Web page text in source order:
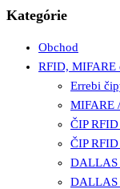
Kategórie
Obchod
RFID, MIFARE
Errebi
MIFARE
ČIP
ČIP
DALLAS
DALLAS